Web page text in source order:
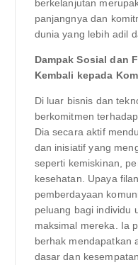
berkelanjutan
panjangnya dan
dunia yang lebih adil
Dampak Sosial dan
Kembali kepada
Di luar bisnis dan
berkomitmen
Dia secara aktif
dan inisiatif yang
seperti kemiskinan,
kesehatan. Upaya
pemberdayaan
peluang bagi individu
maksimal mereka. Ia
berhak mendapatkan
dasar dan